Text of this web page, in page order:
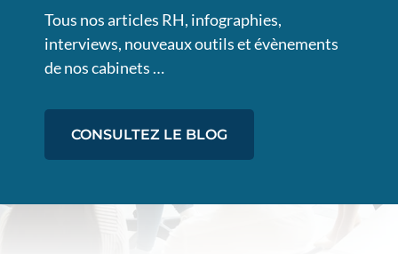
Tous nos articles RH, infographies,
interviews, nouveaux outils et évènements
de nos cabinets …
CONSULTEZ LE BLOG